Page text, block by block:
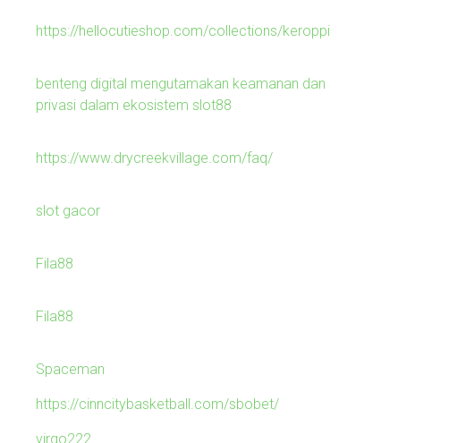
https://hellocutieshop.com/collections/keroppi
benteng digital mengutamakan keamanan dan
privasi dalam ekosistem slot88
https://www.drycreekvillage.com/faq/
slot gacor
Fila88
Fila88
Spaceman
https://cinncitybasketball.com/sbobet/
virgo222